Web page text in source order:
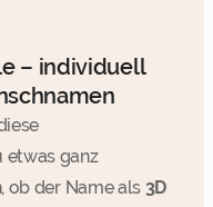
– individuell
etwas ganz
ob der Name als 3D